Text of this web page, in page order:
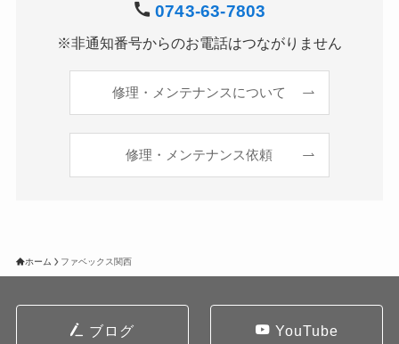
0743-63-7803
※非通知番号からのお電話はつながりません
修理・メンテナンスについて
修理・メンテナンス依頼
ホーム ファベックス関西
ブログ YouTube